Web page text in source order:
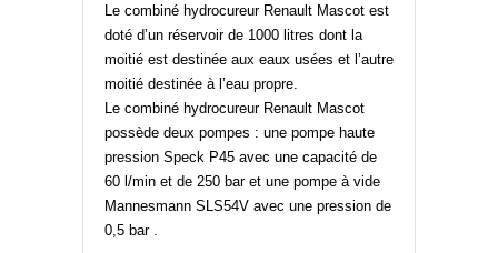
Le combiné hydrocureur Renault Mascot est
doté d’un réservoir de 1000 litres dont la
moitié est destinée aux eaux usées et l’autre
moitié destinée à l’eau propre.
Le combiné hydrocureur Renault Mascot
possède deux pompes : une pompe haute
pression Speck P45 avec une capacité de
60 l/min et de 250 bar et une pompe à vide
Mannesmann SLS54V avec une pression de
0,5 bar .